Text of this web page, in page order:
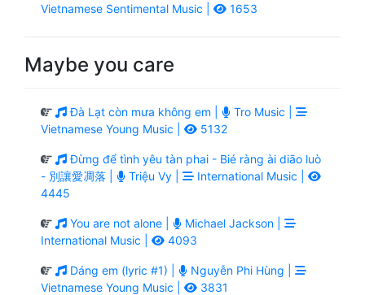
Vietnamese Sentimental Music |
1653
Maybe you care
Đà Lạt còn mưa không em |
Tro Music |
Vietnamese Young Music |
5132
Đừng để tình yêu tàn phai - Bié ràng ài diāo luò
- 別讓愛凋落 |
Triệu Vy |
International Music |
4445
You are not alone |
Michael Jackson |
International Music |
4093
Dáng em (lyric #1) |
Nguyễn Phi Hùng |
Vietnamese Young Music |
3831